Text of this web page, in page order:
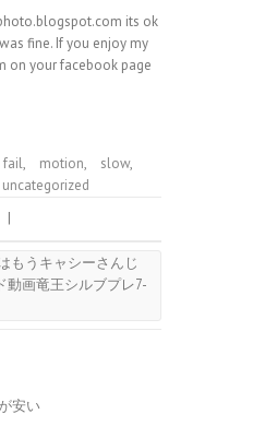
its ok
fine. If you enjoy my
on your facebook page
fail, motion, slow,
uncategorized
|
もうキャシーさんじ
画竜王シルブプレ7-
安い